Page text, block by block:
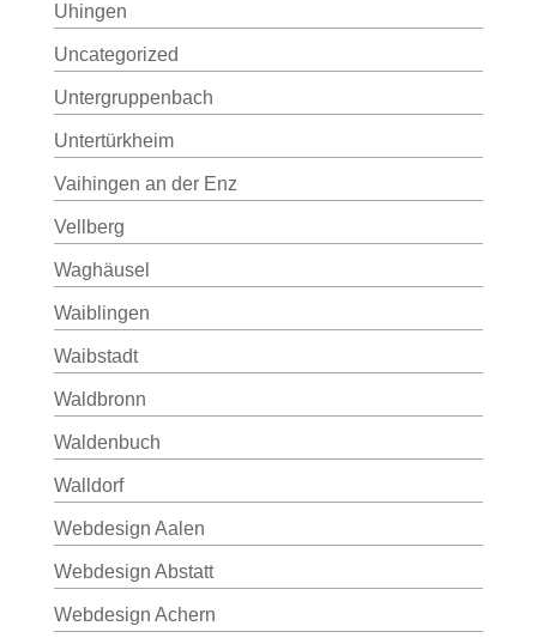
Uhingen
Uncategorized
Untergruppenbach
Untertürkheim
Vaihingen an der Enz
Vellberg
Waghäusel
Waiblingen
Waibstadt
Waldbronn
Waldenbuch
Walldorf
Webdesign Aalen
Webdesign Abstatt
Webdesign Achern